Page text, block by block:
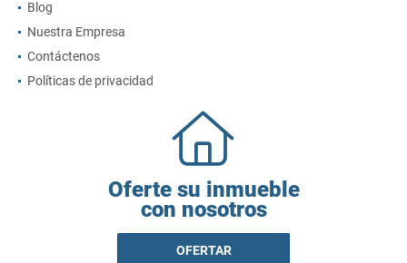
Blog
Nuestra Empresa
Contáctenos
Políticas de privacidad
Oferte su inmueble
con nosotros
OFERTAR